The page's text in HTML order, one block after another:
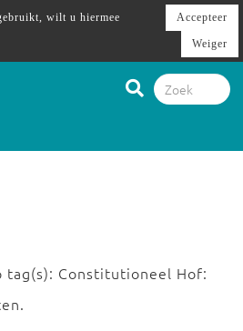
tag(s): Constitutioneel Hof:
wilt u hiermee
Accepteer
Weiger